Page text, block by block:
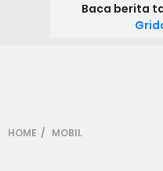
Baca berita
HOME MOBIL